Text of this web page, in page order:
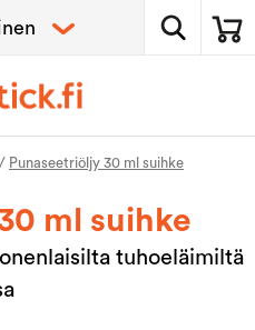
/ Punaseetriöljy 30 ml suihke
ml suihke
tuhoeläimiltä